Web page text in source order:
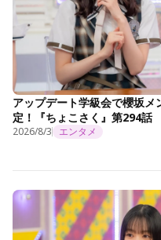
アップデート学級会で櫻坂
定！『ちょこさく』第294話
2026/8/3 エンタメ